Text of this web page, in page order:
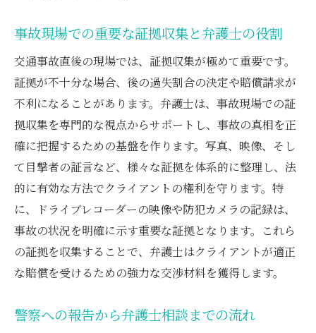
治療過程での弁護士の役割と重要性
弁護士が導く傷害賠償の適正化
傷害事故後の生活を支える弁護士のサポー
ト
弁護士が示す傷害補償のポイント
自賠責請求を成功させるための弁護士の知識と
技術
自賠責保険とは何か？弁護士が解説
弁護士が導く自賠責請求のステップ
自賠責保険の請求書類作成における弁護士
の役割
弁護士が示す自賠責保険請求のコツ
自賠責請求での弁護士の交渉術
事故現場での重要な証拠収集と弁護士の役割
交通事故直後の現場では、証拠収集が極めて重要です。
証拠が不十分な場合、後の過失割合の決定や賠償請求が
不利になることがあります。弁護士は、事故現場での証
拠収集を専門的な視点からサポートし、事故の真相を正
確に把握するための基盤を作ります。写真、映像、そし
て目撃者の証言など、様々な証拠を体系的に整理し、法
的に有効な方法でクライアントの権利を守ります。特
に、ドライブレコーダーの映像や防犯カメラの記録は、
事故の状況を明確に示す重要な証拠となります。これら
の証拠を収集することで、弁護士はクライアントが適正
な賠償を受けるための強力な交渉材料を獲得します。
警察への報告から弁護士相談までの流れ